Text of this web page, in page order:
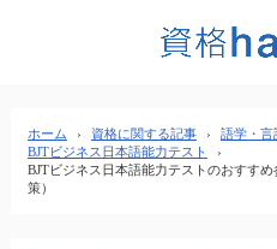
ホーム › 資格に関する記事 › 語学・言
BJTビジネス日本語能力テスト
›
BJTビジネス日本語能力テストのおすす
策）